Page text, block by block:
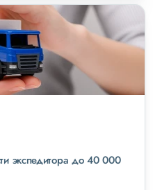
экспедитора до 40 000